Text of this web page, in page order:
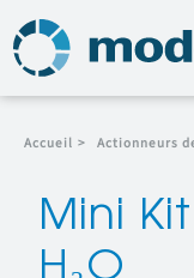
Accueil > Actionneurs
Mini